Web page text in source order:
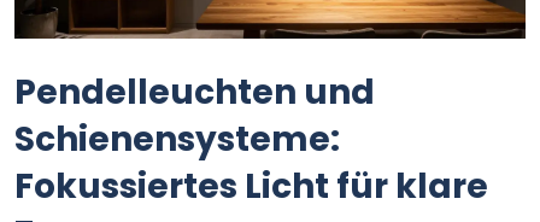
Pendelleuchten und
Schienensysteme:
Fokussiertes Licht für klare